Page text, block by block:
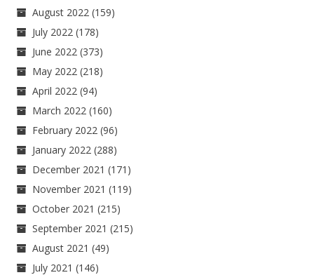
August 2022 (159)
July 2022 (178)
June 2022 (373)
May 2022 (218)
April 2022 (94)
March 2022 (160)
February 2022 (96)
January 2022 (288)
December 2021 (171)
November 2021 (119)
October 2021 (215)
September 2021 (215)
August 2021 (49)
July 2021 (146)